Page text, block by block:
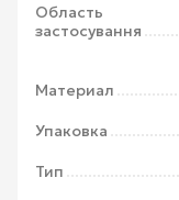
Область
застосування
Материал
Упаковка
Тип